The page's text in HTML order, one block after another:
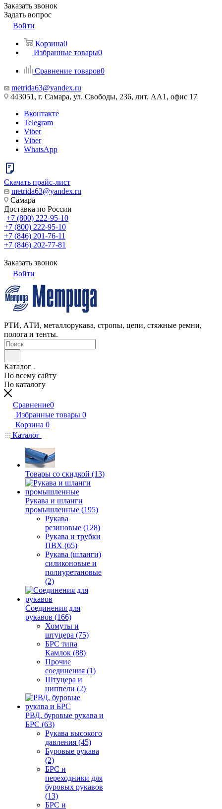
Заказать звонок
Задать вопрос
Войти
Корзина0
Избранные товары0
Сравнение товаров0
metrida63@yandex.ru
443051, г. Самара, ул. Свободы, 236, лит. АА1, офис 17
Вконтакте
Telegram
Viber
Viber
WhatsApp
Скачать прайс-лист
metrida63@yandex.ru
Самара
Доставка по России
+7 (800) 222-95-10
+7 (800) 222-95-10
+7 (846) 201-76-11
+7 (846) 202-77-81
Заказать звонок
Войти
РТИ, АТИ, металлорукава, стропы, цепи, стяжные ремни,
полога и тенты.
Каталог
По всему сайту
По каталогу
Сравнение0
Избранные товары 0
Корзина 0
Каталог
Товары со скидкой (13)
Рукава и шланги
промышленные (195)
Рукава
резиновые (128)
Рукава и трубки
ПВХ (65)
Рукава (шланги)
силиконовые и
полиуретановые
(2)
Соединения для
рукавов (166)
Хомуты и
штуцера (75)
БРС типа
Камлок (88)
Прочие
соединения (1)
Штуцера и
ниппели (2)
РВД, буровые рукава и
БРС (63)
Рукава высокого
давления (45)
Буровые рукава
(2)
БРС и
переходники для
буровых рукавов
(13)
БРС и